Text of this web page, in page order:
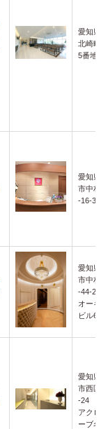
愛知県
北崎町5
5番地
愛知県
市中村
-16-33
愛知県
市中村
-44-2
オーキ
ビル6階
愛知県
市西区
-24
アクロ
ーブ名